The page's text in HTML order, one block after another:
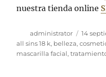
nuestra tienda online
Autor
administrator
el
14
all sins 18 k, belleza,
mascarilla facial,